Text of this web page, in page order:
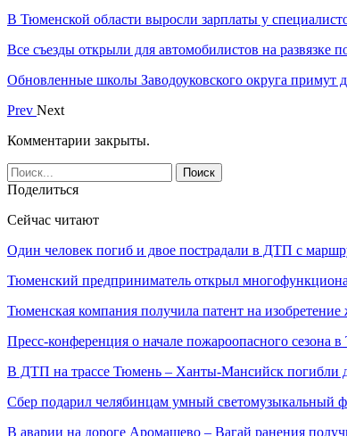
В Тюменской области выросли зарплаты у
Все съезды открыли для автомобилистов на развязке
Обновленные школы Заводоуковского округа примут
Prev Next
Комментарии закрыты.
Поделиться
Сейчас читают
Один человек погиб и двое пострадали в ДТП с
Тюменский предприниматель открыл
Тюменская компания получила патент на
Пресс-конференция о начале пожароопасного сезона
В ДТП на трассе Тюмень – Ханты-Мансийск погибли
Сбер подарил челябинцам умный светомузыкальный
В аварии на дороге Аромашево – Вагай ранения